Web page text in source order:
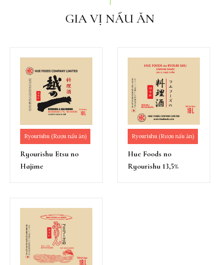
GIA VỊ NẤU ĂN
Ryourishu (Rượu nấu ăn)
Ryourishu Etsu no
Hajime
Ryourishu (Rượu nấu ăn)
Hue Foods no
Ryourishu 13,5%